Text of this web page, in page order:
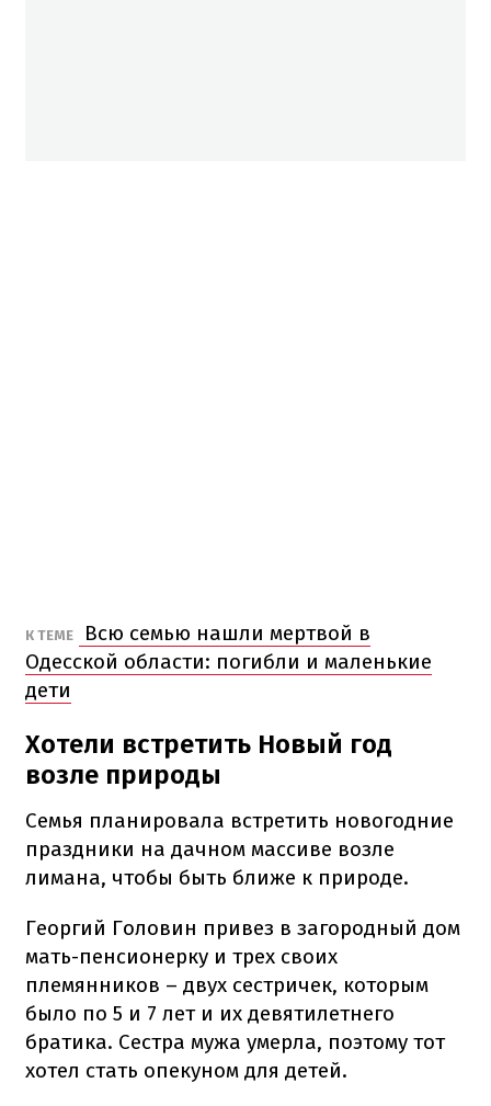
К ТЕМЕ
Всю семью нашли мертвой в
Одесской области: погибли и маленькие
дети
Хотели встретить Новый год
возле природы
Семья планировала встретить новогодние
праздники на дачном массиве возле
лимана, чтобы быть ближе к природе.
Георгий Головин привез в загородный дом
мать-пенсионерку и трех своих
племянников – двух сестричек, которым
было по 5 и 7 лет и их девятилетнего
братика. Сестра мужа умерла, поэтому тот
хотел стать опекуном для детей.